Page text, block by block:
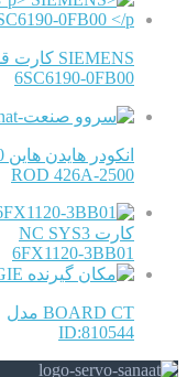
SIEMENS کارت قدرت SIMODRIVE, 90A مدل
6SC6190-0FB00
انکودر هایدن هاین 2500 پالس
ROD 426A-2500
کارت NC SYS3
6FX1120-3BB01
BOARD CT مدل
ID:810544